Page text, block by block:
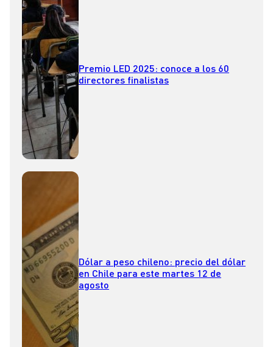
Premio LED 2025: conoce a los 60
directores finalistas
Dólar a peso chileno: precio del dólar
en Chile para este martes 12 de
agosto